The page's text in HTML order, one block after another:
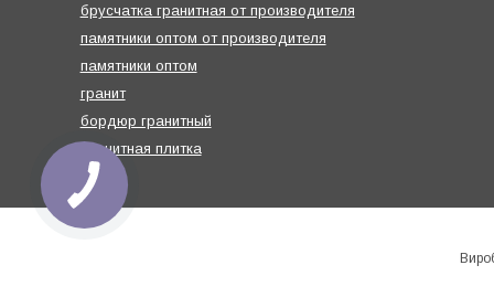
брусчатка гранитная от производителя
памятники оптом от производителя
памятники оптом
гранит
бордюр гранитный
Гранитная плитка